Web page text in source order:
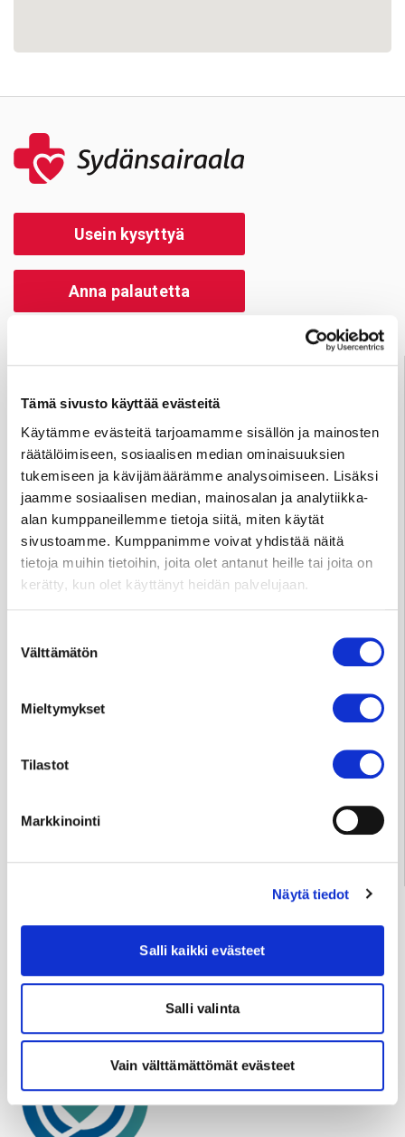
Tämä sivusto käyttää evästeitä
Käytämme evästeitä tarjoamamme sisällön ja mainosten
räätälöimiseen, sosiaalisen median ominaisuuksien
tukemiseen ja kävijämäärämme analysoimiseen. Lisäksi
jaamme sosiaalisen median, mainosalan ja analytiikka-
alan kumppaneillemme tietoja siitä, miten käytät
sivustoamme. Kumppanimme voivat yhdistää näitä
tietoja muihin tietoihin, joita olet antanut heille tai joita on
kerätty, kun olet käyttänyt heidän palvelujaan.
valinta
Välttämätön
Mieltymykset
Tilastot
Markkinointi
Näytä tiedot
Salli kaikki evästeet
Salli valinta
Vain välttämättömät evästeet
Usein kysyttyä
Anna palautetta
Palve­lu­neu­vonta
Tampere03 311 64145
info@sydansairaala.fi
Jos haluat perua ajan tai sinulla on kysyttävää hoitoosi
liittyen, ota yhteyttä puhelimitse sinua hoitavaan
yksikköön.
Yksityisvastaanottojen ajanvaraus ja tiedustelut
(Huom. 1.–31.7.2026
ma–pe klo 9–13)
ma–pe klo 10–14
tekstiviestejä.
Sydänsairaala sosiaalisessa mediassa
Facebook Instagram LinkedIn YouTube